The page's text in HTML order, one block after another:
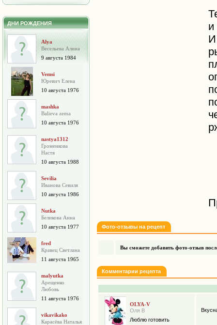
ДНИ РОЖДЕНИЯ
Alya
Весельева Алина
9 августа 1984
Vemsi
Юревич Елена
10 августа 1976
mashka
Balieva zema
10 августа 1976
nastya1312
Громенкова
Настя
10 августа 1988
Sevilia
Иванова Севиля
10 августа 1986
Nutka
Беликова Анна
10 августа 1977
fred
Кравец Светлана
11 августа 1965
malyutka
Арещенко
Любовь
11 августа 1976
vikavikako
Карасёва Наталья
Фото-отзывы на рецепт
Вы сможете добавить фото-отзыв
Комментарии рецепта
OLYA-V
Оля В
Люблю готовить